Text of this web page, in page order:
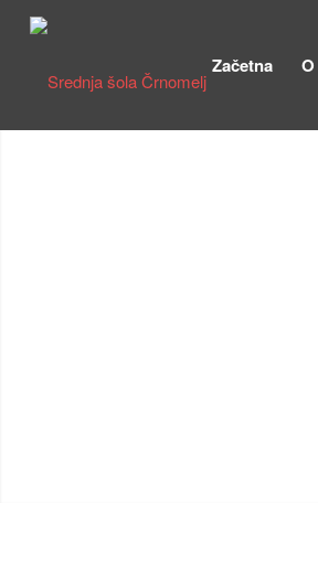
Začetna